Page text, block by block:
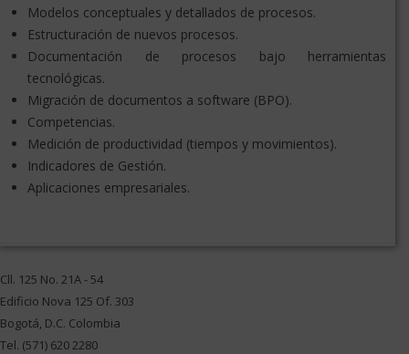
Modelos conceptuales y detallados de procesos.
Estructuración de nuevos procesos.
Documentación de procesos bajo herramientas
tecnológicas.
Migración de documentos a software (BPO).
Competencias.
Medición de productividad (tiempos y movimientos).
Indicadores de Gestión.
Aplicaciones empresariales.
Cll. 125 No. 21A - 54
Edificio Nova 125 Of. 303
Bogotá, D.C. Colombia
Tel. (571) 620 2280